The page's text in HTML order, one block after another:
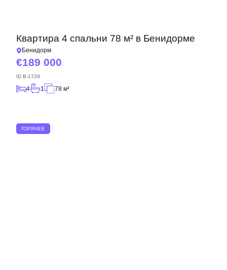
Квартира 4 спальни 78 м² в Бенидорме
Бенидорм
189 000
ID B-1729
4 1 78 м²
ГОРЯЧЕЕ